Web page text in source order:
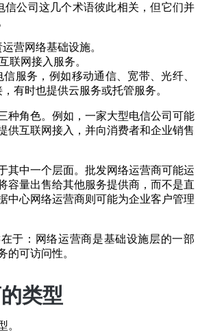
信公司这几个术语彼此相关，但它们并
营网络基础设施。
联网接入服务。
服务，例如移动通信、宽带、光纤、
有时也提供云服务或托管服务。
种角色。例如，一家大型电信公司可能
供互联网接入，并向消费者和企业销售
其中一个层面。批发网络运营商可能运
容量出售给其他服务提供商，而不是直
中心网络运营商则可能为企业客户管理
于：网络运营商是基础设施层的一部
的可访问性。
类型
。